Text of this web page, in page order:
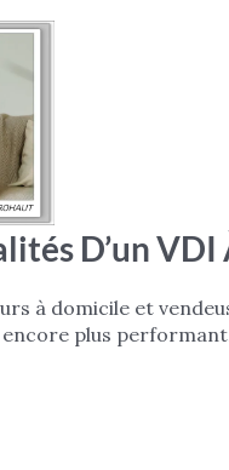
D’un
à domicile et
plus